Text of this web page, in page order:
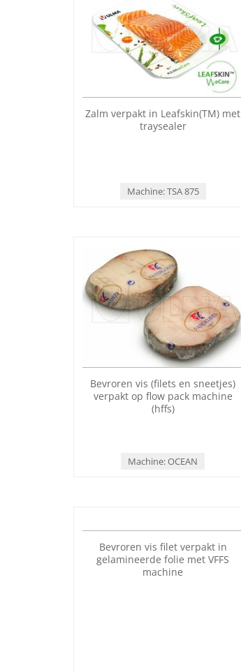
Zalm verpakt in Leafskin(TM) met
traysealer
Machine: TSA 875
Bevroren vis (filets en sneetjes)
verpakt op flow pack machine
(hffs)
Machine: OCEAN